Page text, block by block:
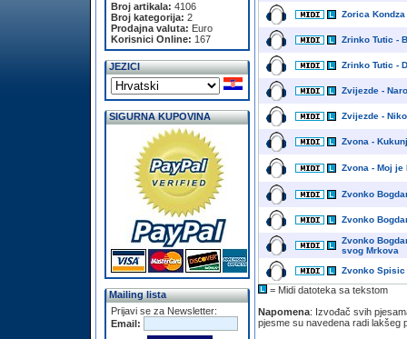
Broj artikala: 4106
Broj kategorija: 2
Prodajna valuta: Euro
Korisnici Online: 167
JEZICI
SIGURNA KUPOVINA
Mailing lista
Prijavi se za Newsletter:
Email:
Zorica
Zrinko Tutic -
Zrinko Tutic -
Zvijezde -
Zvijezde -
Zvona -
Zvona - Moj je
Zvonko
Zvonko
Zvonko
svog Mrkova
Zvonko Spisic
= Midi datoteka sa tekstom
Napomena: Izvođač svih
pjesme su navedena radi lakšeg